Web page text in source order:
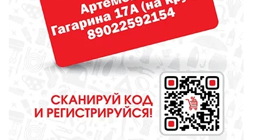
От диеты до режима: все о
питании при грудном
вскармливании
СПОРТ
полицейского